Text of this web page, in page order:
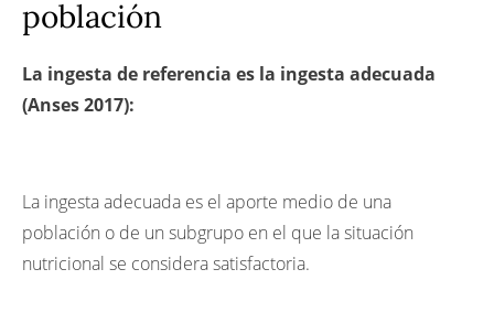
población
La ingesta de referencia es la ingesta adecuada
(Anses 2017):
La ingesta adecuada es el aporte medio de una
población o de un subgrupo en el que la situación
nutricional se considera satisfactoria.